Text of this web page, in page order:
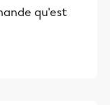
qu'est